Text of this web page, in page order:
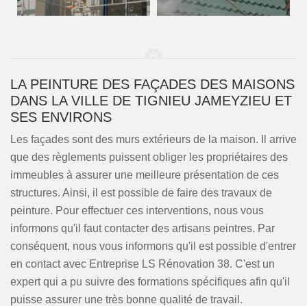
LA PEINTURE DES FAÇADES DES MAISONS
DANS LA VILLE DE TIGNIEU JAMEYZIEU ET
SES ENVIRONS
Les façades sont des murs extérieurs de la maison. Il arrive
que des règlements puissent obliger les propriétaires des
immeubles à assurer une meilleure présentation de ces
structures. Ainsi, il est possible de faire des travaux de
peinture. Pour effectuer ces interventions, nous vous
informons qu'il faut contacter des artisans peintres. Par
conséquent, nous vous informons qu'il est possible d'entrer
en contact avec Entreprise LS Rénovation 38. C'est un
expert qui a pu suivre des formations spécifiques afin qu'il
puisse assurer une très bonne qualité de travail.